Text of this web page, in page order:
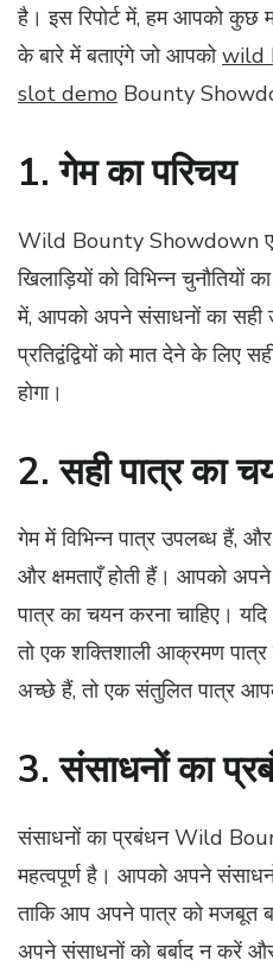
है। इस रिपोर्ट में, हम आपको कुछ
के बारे में बताएंगे जो आपकोwild
slot demo Bounty
1. गेम का परिचय
Wild Bounty Showdown
खिलाड़ियों को विभिन्न चुनौतियों
में, आपको अपने संसाधनों का सही
प्रतिद्वंद्वियों को मात देने के लिए
होगा।
2. सही पात्र का
गेम में विभिन्न पात्र उपलब्ध हैं,
और क्षमताएँ होती हैं। आपको
पात्र का चयन करना चाहिए।
तो एक शक्तिशाली आक्रमण
अच्छे हैं, तो एक संतुलित पात्र
3. संसाधनों का
संसाधनों का प्रबंधन Wild
महत्वपूर्ण है। आपको अपने
ताकि आप अपने पात्र को मजबूत
अपने संसाधनों को बर्बाद न करें